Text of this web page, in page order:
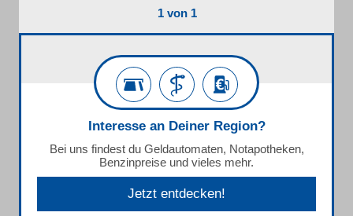
1 von 1
Interesse an Deiner Region?
Bei uns findest du Geldautomaten, Notapotheken,
Benzinpreise und vieles mehr.
Jetzt entdecken!